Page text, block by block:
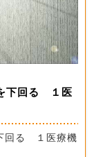
下回る １医
回る １医療機